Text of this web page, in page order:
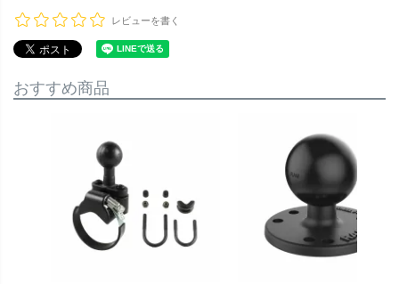
レビューを書く
おすすめ商品